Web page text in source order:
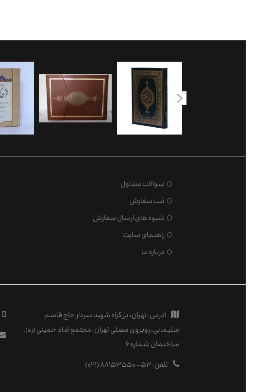
سوالات متداول
ثبت سفارش
شیوه های ارسال سفارش
راهنمای سایت
درباره ما
آدرس:تهران، بزرگراه شهید سردار حاج قاسم
سلیمانی، روبروی مصلی تهران، مجتمع امام خمینی (ره)،
ساختمان شماره ۶
تلفن:۵۳ - ۸۸۱۵۳۵۵۰ (۰۲۱)